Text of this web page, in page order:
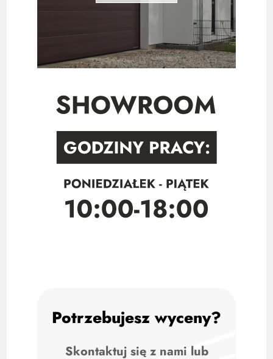
Potrzebujesz wyceny?
Skontaktuj się z nami lub